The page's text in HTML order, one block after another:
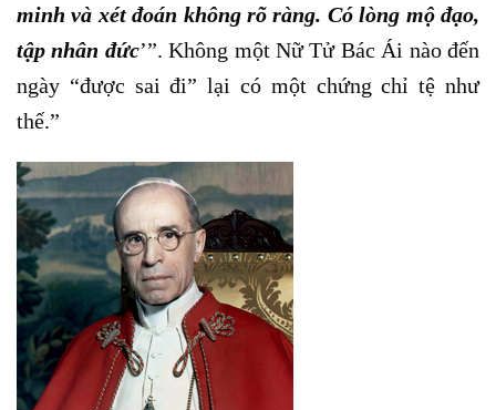
minh và xét đoán không rõ ràng. Có lòng mộ đạo,
tập nhân đức’”. Không một Nữ Tử Bác Ái nào đến
ngày “được sai đi” lại có một chứng chỉ tệ như
thế.”